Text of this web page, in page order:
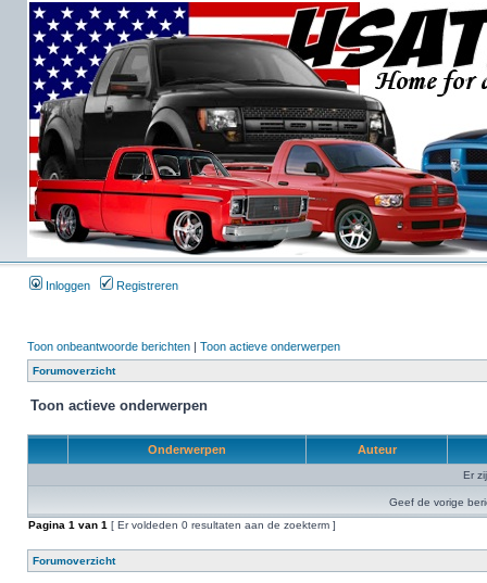
Inloggen Registreren
Toon onbeantwoorde berichten | Toon actieve onderwerpen
Forumoverzicht
Toon actieve onderwerpen
Onderwerpen Auteur
Er
Geef de vorige
Pagina 1 van 1 [ Er voldeden 0 resultaten aan de zoekterm ]
Forumoverzicht